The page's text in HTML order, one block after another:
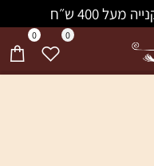
400 ש״ח
0 0